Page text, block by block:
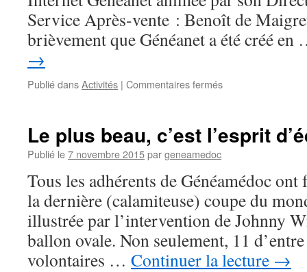
Service Après-vente : Benoît de
brièvement que Généanet a été créé
→
Publié dansActivités | Commentaires ferméssur
le
2016
Le plus beau, c’est l’esprit
Publié le7 novembre 2015pargeneamedoc
Tous les adhérents de Généamédoc
la dernière (calamiteuse) coupe du
illustrée par l’intervention de Johnny
ballon ovale. Non seulement, 11
volontaires … Continuer la lecture →